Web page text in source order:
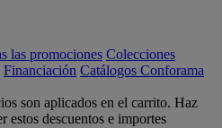
las promociones Colecciones
Financiación Catálogos Conforama
son aplicados en el carrito. Haz
estos descuentos e importes